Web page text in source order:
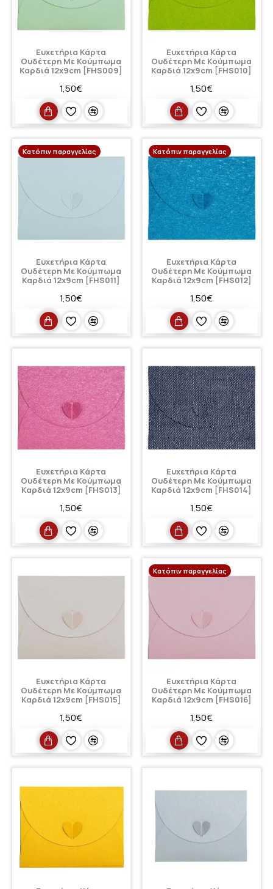
Ευχετήρια Κάρτα
Ουδέτερη Με Κούμπωμα
Καρδιά 12x9cm [FHS009]
1,50€
Ευχετήρια Κάρτα
Ουδέτερη Με Κούμπωμα
Καρδιά 12x9cm [FHS010]
1,50€
Κατόπιν παραγγελίας
Ευχετήρια Κάρτα
Ουδέτερη Με Κούμπωμα
Καρδιά 12x9cm [FHS011]
1,50€
Κατόπιν παραγγελίας
Ευχετήρια Κάρτα
Ουδέτερη Με Κούμπωμα
Καρδιά 12x9cm [FHS012]
1,50€
Ευχετήρια Κάρτα
Ουδέτερη Με Κούμπωμα
Καρδιά 12x9cm [FHS013]
1,50€
Ευχετήρια Κάρτα
Ουδέτερη Με Κούμπωμα
Καρδιά 12x9cm [FHS014]
1,50€
Ευχετήρια Κάρτα
Ουδέτερη Με Κούμπωμα
Καρδιά 12x9cm [FHS015]
1,50€
Κατόπιν παραγγελίας
Ευχετήρια Κάρτα
Ουδέτερη Με Κούμπωμα
Καρδιά 12x9cm [FHS016]
1,50€